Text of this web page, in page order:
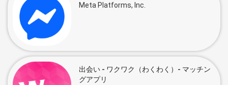
Meta Platforms, Inc.
出会い - ワクワク（わくわく）- マッチン
グアプリ